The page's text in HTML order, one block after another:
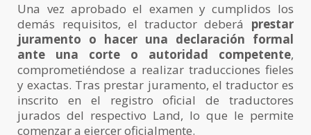
Una vez aprobado el examen y cumplidos los
demás requisitos, el traductor deberá prestar
juramento o hacer una declaración formal
ante una corte o autoridad competente,
comprometiéndose a realizar traducciones fieles
y exactas. Tras prestar juramento, el traductor es
inscrito en el registro oficial de traductores
jurados del respectivo Land, lo que le permite
comenzar a ejercer oficialmente.